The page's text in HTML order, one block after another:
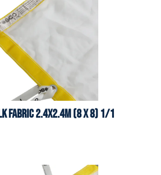
2.4x2.4m (8 x 8) 1/1